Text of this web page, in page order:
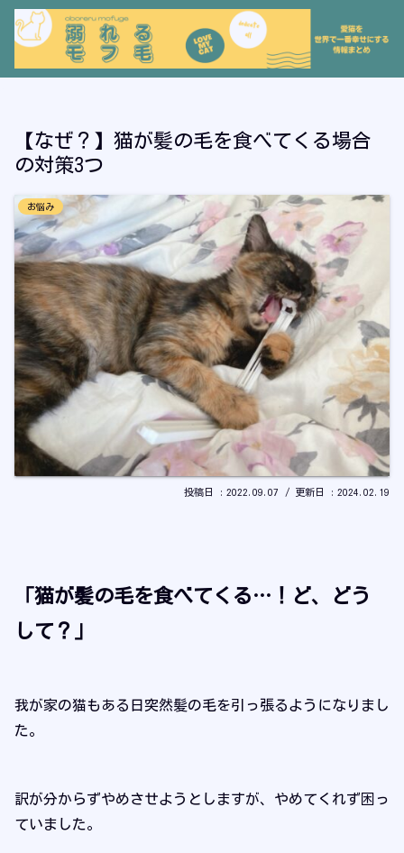
【なぜ？】猫が髪の毛を食べてくる場合
の対策3つ
お悩み
2022.09.07 2024.02.19
「猫が髪の毛を食べてくる…！ど、どう
して？」
我が家の猫もある日突然髪の毛を引っ張るようになりまし
た。
訳が分からずやめさせようとしますが、やめてくれず困っ
ていました。